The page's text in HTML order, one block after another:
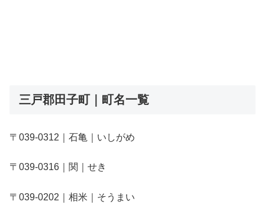
三戸郡田子町｜町名一覧
〒039-0312｜石亀｜いしがめ
〒039-0316｜関｜せき
〒039-0202｜相米｜そうまい